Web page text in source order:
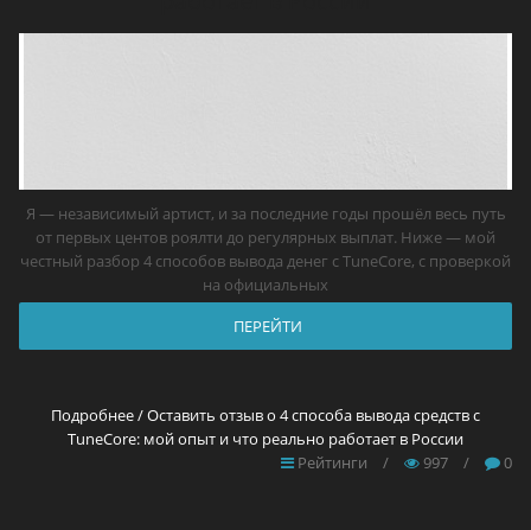
Я — независимый артист, и за последние годы прошёл весь путь
от первых центов роялти до регулярных выплат. Ниже — мой
честный разбор 4 способов вывода денег с TuneCore, с проверкой
на официальных
ПЕРЕЙТИ
Подробнее / Оставить отзыв о 4 способа вывода средств с
TuneCore: мой опыт и что реально работает в России
Рейтинги
/ 997 / 0